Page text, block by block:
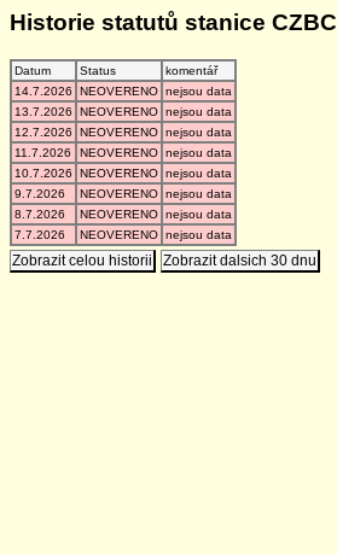
Historie statutů stanice CZBC
Datum Status
komentář
14.7.2026
NEOVERENO nejsou data
13.7.2026
NEOVERENO nejsou data
12.7.2026
NEOVERENO nejsou data
11.7.2026
NEOVERENO nejsou data
10.7.2026
NEOVERENO nejsou data
9.7.2026
NEOVERENO nejsou data
8.7.2026
NEOVERENO nejsou data
7.7.2026
NEOVERENO nejsou data
Zobrazit celou historii Zobrazit dalsich 30 dnu